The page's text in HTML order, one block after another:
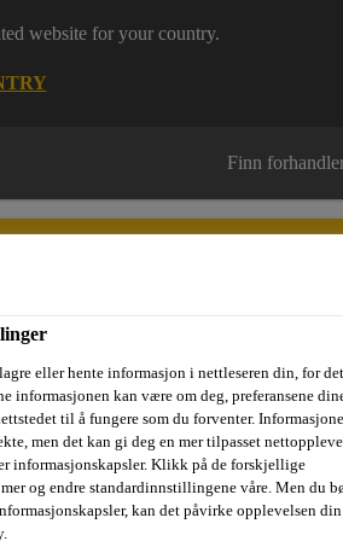
website for your country.
Finn
Referanseprosjekter Kurs og
Fuge- og risstettende løsning
eller hente informasjon i nettleseren din, for
informasjonen kan være om deg, preferansene
til å fungere som du forventer.
men det kan gi deg en mer tilpasset
informasjonskapsler. Klikk på de forskjellige
og endre standardinnstillingene våre. Men du
kan det påvirke opplevelsen din